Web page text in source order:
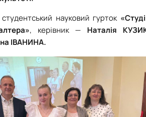
науковий гурток
, керівник — Наталія
ІВАНИНА.